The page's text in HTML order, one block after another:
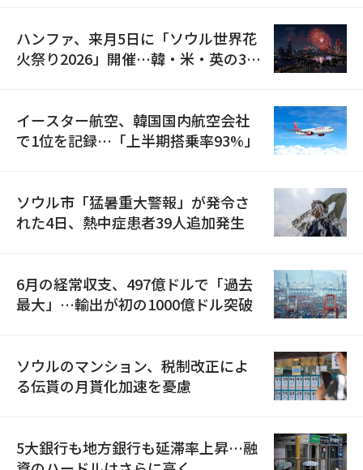
ハンファ、来月5日に「ソウル世界花
火祭り2026」開催…韓・米・英の3カ
イースター航空、韓国国内航空会社
で1位を記録…「上半期搭乗率93%」
ソウル市「猛暑重大警報」が発令さ
れた4日、熱中症患者39人追加発生
6月の経常収支、497億ドルで「過去
最大」…輸出が初の1000億ドル突破
ソウルのマンション、税制改正によ
る伝貰の月貰化加速を憂慮
5大銀行も地方銀行も延滞率上昇…融